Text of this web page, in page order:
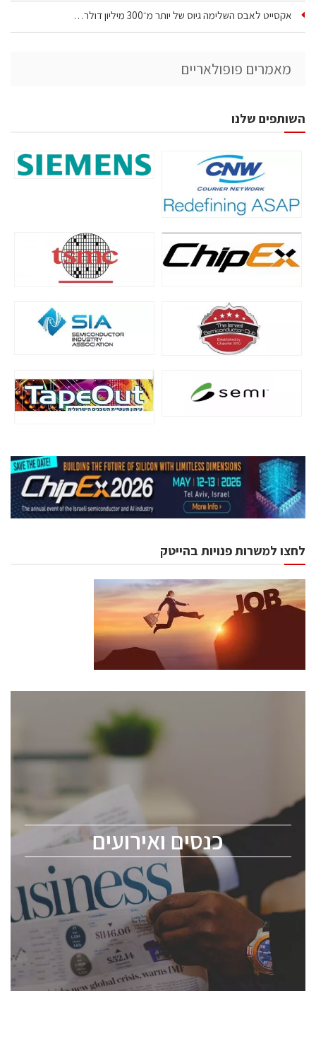
אקסייט לאבס השלימה גיוס של יותר מ־300 מיליון דולר…
מאמרים פופולאריים
השותפים שלנו
לחצו למשרות פנויות בהייטק
כנסים ואירועים
כנסים ואירועים
לכל העוסקים בתעשיית הסמיקונדקטור כולל מהנדסים,
ChipEx2026 will be held on May 12-13, 2026. The
conference is intended for everyone involved in the
semiconductor industry, including engineers,
professional experts, and senior executives.
לחץ לפרטים